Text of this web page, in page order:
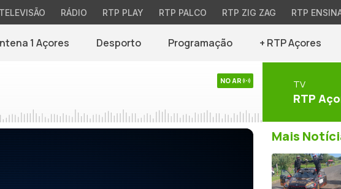
TELEVISÃO RÁDIO RTP PLAY RTP PALCO RTP ZIG ZAG RTP
1 Açores Desporto Programação + RTP Açores
NO AR TV
RTP
Mais